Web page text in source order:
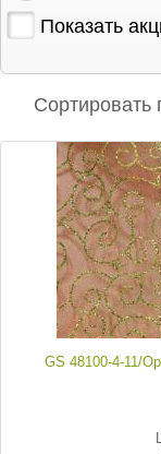
Показать
Сортировать
GS 48100-4-11/